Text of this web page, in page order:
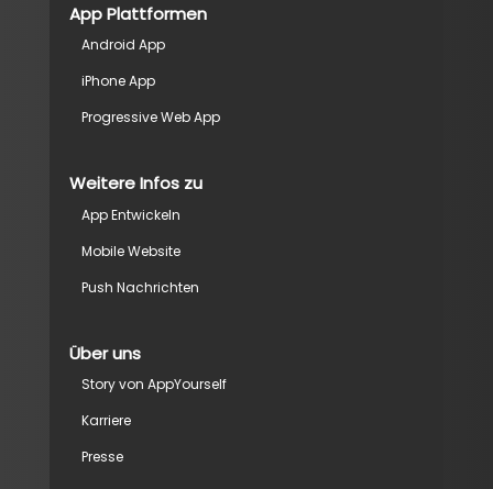
App Plattformen
Android App
iPhone App
Progressive Web App
Weitere Infos zu
App Entwickeln
Mobile Website
Push Nachrichten
Über uns
Story von AppYourself
Karriere
Presse